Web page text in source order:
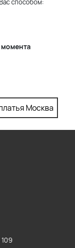
способом:
момента
Москва